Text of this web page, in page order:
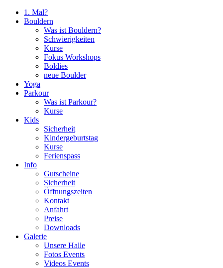
1. Mal?
Bouldern
Was ist Bouldern?
Schwierigkeiten
Kurse
Fokus Workshops
Boldies
neue Boulder
Yoga
Parkour
Was ist Parkour?
Kurse
Kids
Sicherheit
Kindergeburtstag
Kurse
Ferienspass
Info
Gutscheine
Sicherheit
Öffnungszeiten
Kontakt
Anfahrt
Preise
Downloads
Galerie
Unsere Halle
Fotos Events
Videos Events